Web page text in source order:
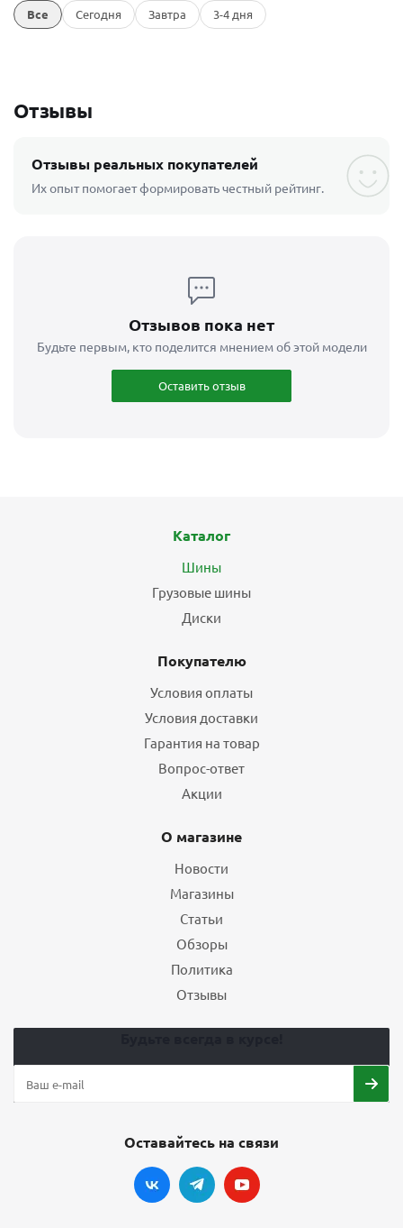
Все
Сегодня Завтра 3-4 дня
Отзывы
Отзывы реальных покупателей
Их опыт помогает формировать честный рейтинг.
Отзывов пока нет
Будьте первым, кто поделится мнением об этой модели
Оставить отзыв
Каталог
Шины
Грузовые шины
Диски
Покупателю
Условия оплаты
Условия доставки
Гарантия на товар
Вопрос-ответ
Акции
О магазине
Новости
Магазины
Статьи
Обзоры
Политика
Отзывы
Оставайтесь на связи